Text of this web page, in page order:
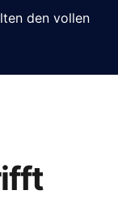
den vollen